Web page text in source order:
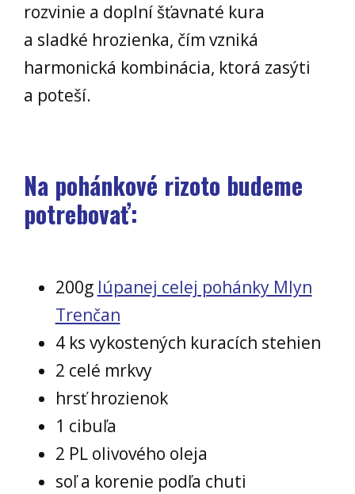
rozvinie a doplní šťavnaté kura
a sladké hrozienka, čím vzniká
harmonická kombinácia, ktorá zasýti
a poteší.
Na pohánkové rizoto budeme
potrebovať:
200g lúpanej celej pohánky Mlyn
Trenčan
4 ks vykostených kuracích stehien
2 celé mrkvy
hrsť hrozienok
1 cibuľa
2 PL olivového oleja
soľ a korenie podľa chuti